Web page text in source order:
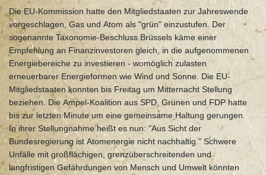
Die EU-Kommission hatte den Mitgliedstaaten zur Jahreswende
vorgeschlagen, Gas und Atom als "grün" einzustufen. Der
sogenannte Taxonomie-Beschluss Brüssels käme einer
Empfehlung an Finanzinvestoren gleich, in die aufgenommenen
Energiebereiche zu investieren - womöglich zulasten
erneuerbarer Energieformen wie Wind und Sonne. Die EU-
Mitgliedstaaten konnten bis Freitag um Mitternacht Stellung
beziehen. Die Ampel-Koalition aus SPD, Grünen und FDP hatte
bis zur letzten Minute um eine gemeinsame Haltung gerungen.
In ihrer Stellungnahme heißt es nun: "Aus Sicht der
Bundesregierung ist Atomenergie nicht nachhaltig." Schwere
Unfälle mit großflächigen, grenzüberschreitenden und
langfristigen Gefährdungen von Mensch und Umwelt könnten